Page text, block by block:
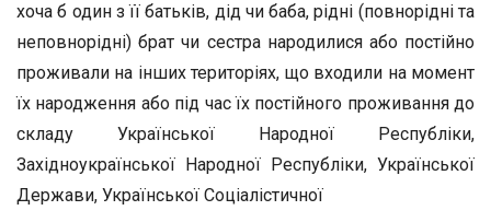
хоча б один з її батьків, дід чи баба, рідні (повнорідні та
неповнорідні) брат чи сестра народилися або постійно
проживали на інших територіях, що входили на момент
їх народження або під час їх постійного проживання до
складу Української Народної Республіки,
Західноукраїнської Народної Республіки, Української
Держави, Української Соціалістичної